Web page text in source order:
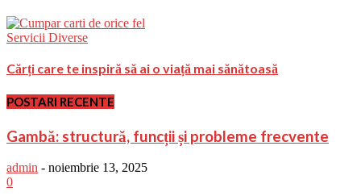
Servicii Diverse
Cărți care te inspiră să ai o viață mai sănătoasă
POSTARI RECENTE
Gambă: structură, funcții și probleme frecvente
admin - noiembrie 13, 2025
0